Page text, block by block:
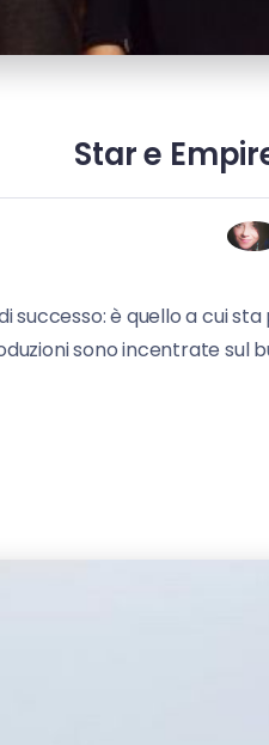
Star e
successo: è quello a cui
sono incentrate sul